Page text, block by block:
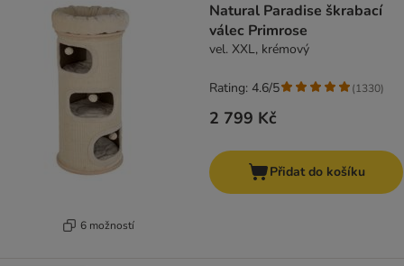
6 možností
Natural Paradise škrabací
válec Primrose
vel. XXL, krémový
2 799 Kč
Rating: 4.6/5 (1330)
Přidat do košíku